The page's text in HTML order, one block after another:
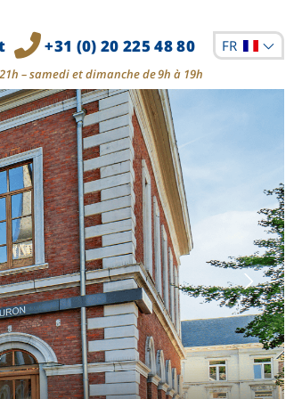
+31 (0) 20 225 48 80 FR
– samedi et dimanche de 9h à 19h